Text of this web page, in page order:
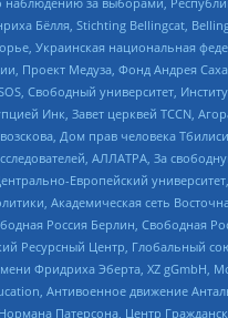
Бёлля, Stichting Bellingcat,
Украинская национальная
Проект Медуза, Фонд Андрея
Свободный университет,
Инк, Завет церквей TCCN,
Дом прав человека
АЛЛАТРА, За
Европейский
Академическая сеть
Россия Берлин, Свободная
Ресурсный Центр, Глобальный
Фридриха Эберта, XZ gGmbH,
Антивоенное движение
Патерсона, Центр